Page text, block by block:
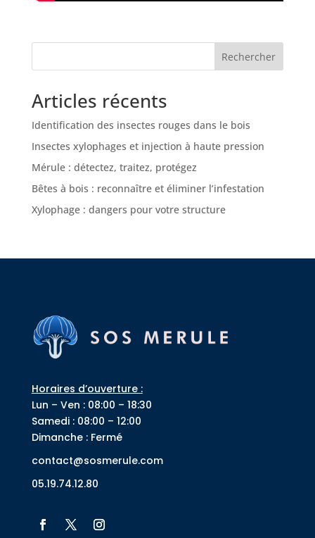
Rechercher
Articles récents
Identification des insectes rouges dans le bois
Insectes xylophages et injection à haute pression
Mérule : détectez, traitez, protégez
Bêtes à bois : reconnaître et éliminer l’infestation
Xylophage : dangers pour votre structure
Horaires d’ouverture :
Lun – Ven : 08:00 – 18:30
Samedi : 08:00 – 12:00
Dimanche : Fermé
contact@sosmerule.com
05.19.74.12.80